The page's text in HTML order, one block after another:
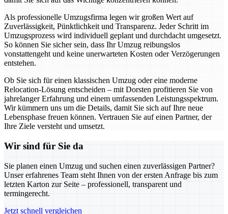
Als professionelle Umzugsfirma legen wir großen Wert auf
Zuverlässigkeit, Pünktlichkeit und Transparenz. Jeder Schritt im
Umzugsprozess wird individuell geplant und durchdacht umgesetzt.
So können Sie sicher sein, dass Ihr Umzug reibungslos
vonstattengeht und keine unerwarteten Kosten oder Verzögerungen
entstehen.
Ob Sie sich für einen klassischen Umzug oder eine moderne
Relocation-Lösung entscheiden – mit Dorsten profitieren Sie von
jahrelanger Erfahrung und einem umfassenden Leistungsspektrum.
Wir kümmern uns um die Details, damit Sie sich auf Ihre neue
Lebensphase freuen können. Vertrauen Sie auf einen Partner, der
Ihre Ziele versteht und umsetzt.
Wir sind für Sie da
Sie planen einen Umzug und suchen einen zuverlässigen Partner?
Unser erfahrenes Team steht Ihnen von der ersten Anfrage bis zum
letzten Karton zur Seite – professionell, transparent und
termingerecht.
Jetzt schnell vergleichen